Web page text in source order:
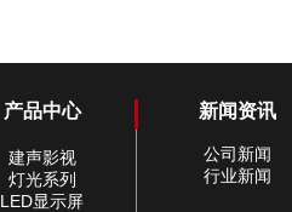
产品中心
建声影视
灯光系列
LED显示屏
新闻资讯
公司新闻
行业新闻